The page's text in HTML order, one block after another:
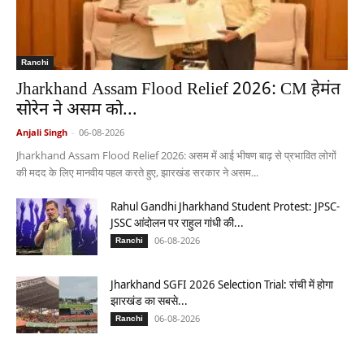
Ranchi
Jharkhand Assam Flood Relief 2026: CM हेमंत
सोरेन ने असम को...
Anjali Singh - 06-08-2026
Jharkhand Assam Flood Relief 2026: असम में आई भीषण बाढ़ से प्रभावित लोगों
की मदद के लिए मानवीय पहल करते हुए, झारखंड सरकार ने असम...
Rahul Gandhi Jharkhand Student Protest: JPSC-
JSSC आंदोलन पर राहुल गांधी की...
Ranchi 06-08-2026
Jharkhand SGFI 2026 Selection Trial: रांची में होगा
झारखंड का सबसे...
Ranchi 06-08-2026